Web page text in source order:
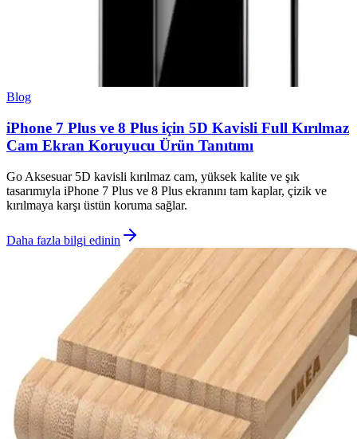
Blog
iPhone 7 Plus ve 8 Plus için 5D Kavisli Full Kırılmaz
Cam Ekran Koruyucu Ürün Tanıtımı
Go Aksesuar 5D kavisli kırılmaz cam, yüksek kalite ve şık
tasarımıyla iPhone 7 Plus ve 8 Plus ekranını tam kaplar, çizik ve
kırılmaya karşı üstün koruma sağlar.
Daha fazla bilgi edinin